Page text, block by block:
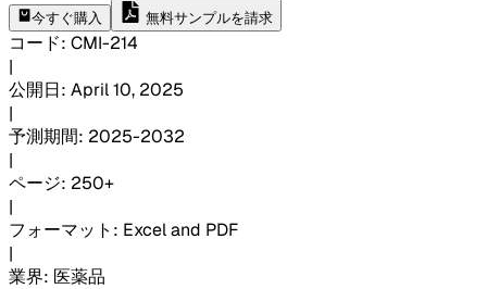
今すぐ購入 無料サンプルを請求
コード: CMI-214
|
公開日: April 10, 2025
|
予測期間: 2025-2032
|
ページ: 250+
|
フォーマット : Excel and PDF
|
業界: 医薬品